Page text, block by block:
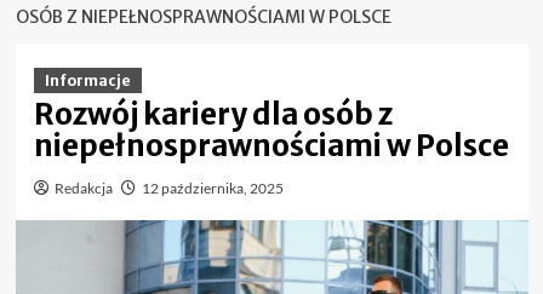
OSÓB Z NIEPEŁNOSPRAWNOŚCIAMI W POLSCE
Informacje
Rozwój kariery dla osób z
niepełnosprawnościami w Polsce
Redakcja 12 października, 2025